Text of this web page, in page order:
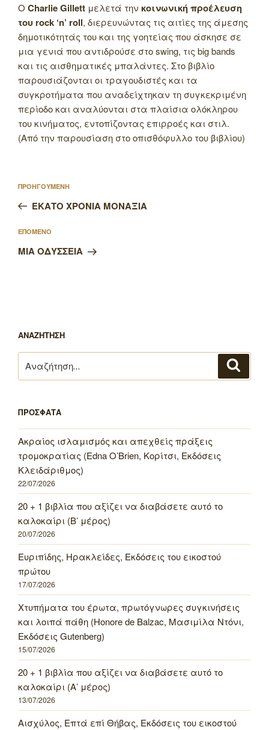
Ο Charlie Gillett μελετά την κοινωνική προέλευση
του rock ‘n’ roll, διερευνώντας τις αιτίες της άμεσης
δημοτικότητάς του και της γοητείας που άσκησε σε
μια γενιά που αντιδρούσε στο swing, τις big bands
και τις αισθηματικές μπαλάντες. Στο βιβλίο
παρουσιάζονται οι τραγουδιστές και τα
συγκροτήματα που αναδείχτηκαν τη συγκεκριμένη
περίοδο και αναλύονται στα πλαίσια ολόκληρου
του κινήματος, εντοπίζοντας επιρροές και στιλ.
(Από την παρουσίαση στο οπισθόφυλλο του βιβλίου)
άρθρων
Προηγούμενο
άρθρο
ΠΡΟΗΓΟΥΜΕΝΗ
ΕΚΑΤΟ ΧΡΟΝΙΑ ΜΟΝΑΞΙΑ
Επόμενο
άρθρο
ΕΠΟΜΕΝΟ
ΜΙΑ ΟΔΥΣΣΕΙΑ
ΑΝΑΖΗΤΗΣΗ
για:
ΠΡΟΣΦΑΤΑ
Ακραίος ισλαμισμός και απεχθείς πράξεις
τρομοκρατίας (Edna O’Brien, Κορίτσι, Εκδόσεις
Κλειδάριθμος)
22/07/2026
20 + 1 βιβλία που αξίζει να διαβάσετε αυτό το
καλοκαίρι (Β’ μέρος)
20/07/2026
Ευριπίδης, Ηρακλείδες, Εκδόσεις του εικοστού
πρώτου
17/07/2026
Χτυπήματα του έρωτα, πρωτόγνωρες συγκινήσεις
και λοιπά πάθη (Honore de Balzac, Μασιμίλα Ντόνι,
Εκδόσεις Gutenberg)
15/07/2026
20 + 1 βιβλία που αξίζει να διαβάσετε αυτό το
καλοκαίρι (Α’ μέρος)
13/07/2026
Αισχύλος, Επτά επί Θήβας, Εκδόσεις του εικοστού